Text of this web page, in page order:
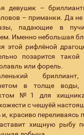
девушек –
– приманки. Да не
падающие в
Именно небольшая
этой рифлёной
позарится
или форель.
в толще
№1 для
с чешуёй
и, красиво переливаясь
хищную рыбу